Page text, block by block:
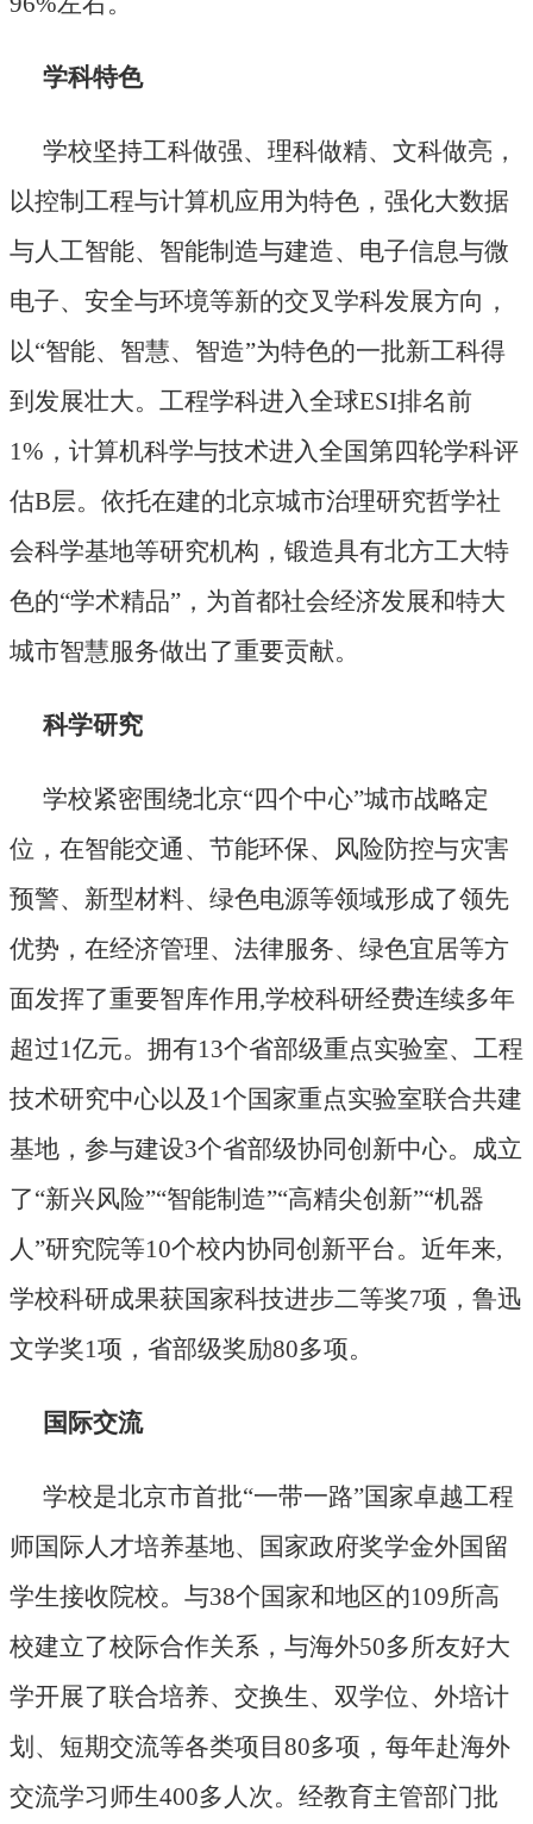
学科特色
学校坚持工科做强、理科做精、文科做亮，
以控制工程与计算机应用为特色，强化大数据
与人工智能、智能制造与建造、电子信息与微
电子、安全与环境等新的交叉学科发展方向，
以“智能、智慧、智造”为特色的一批新工科得
到发展壮大。工程学科进入全球ESI排名前
1%，计算机科学与技术进入全国第四轮学科评
估B层。依托在建的北京城市治理研究哲学社
会科学基地等研究机构，锻造具有北方工大特
色的“学术精品”，为首都社会经济发展和特大
城市智慧服务做出了重要贡献。
科学研究
学校紧密围绕北京“四个中心”城市战略定
位，在智能交通、节能环保、风险防控与灾害
预警、新型材料、绿色电源等领域形成了领先
优势，在经济管理、法律服务、绿色宜居等方
面发挥了重要智库作用,学校科研经费连续多年
超过1亿元。拥有13个省部级重点实验室、工程
技术研究中心以及1个国家重点实验室联合共建
基地，参与建设3个省部级协同创新中心。成立
了“新兴风险”“智能制造”“高精尖创新”“机器
人”研究院等10个校内协同创新平台。近年来,
学校科研成果获国家科技进步二等奖7项，鲁迅
文学奖1项，省部级奖励80多项。
国际交流
学校是北京市首批“一带一路”国家卓越工程
师国际人才培养基地、国家政府奖学金外国留
学生接收院校。与38个国家和地区的109所高
校建立了校际合作关系，与海外50多所友好大
学开展了联合培养、交换生、双学位、外培计
划、短期交流等各类项目80多项，每年赴海外
交流学习师生400多人次。经教育主管部门批